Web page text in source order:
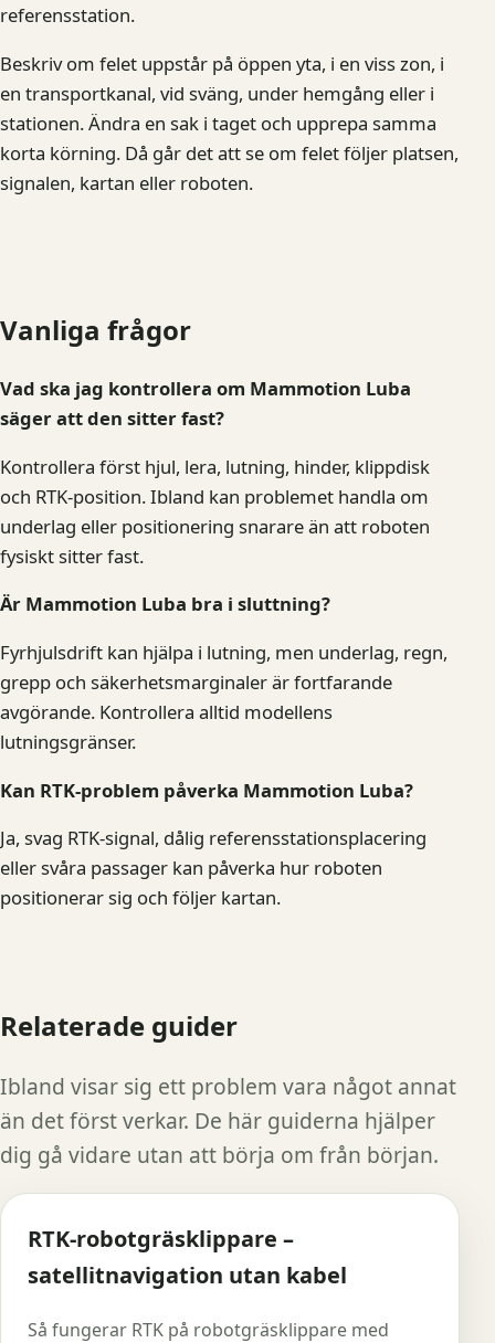
referensstation.
Beskriv om felet uppstår på öppen yta, i en viss zon, i
en transportkanal, vid sväng, under hemgång eller i
stationen. Ändra en sak i taget och upprepa samma
korta körning. Då går det att se om felet följer platsen,
signalen, kartan eller roboten.
Vanliga frågor
Vad ska jag kontrollera om Mammotion Luba
säger att den sitter fast?
Kontrollera först hjul, lera, lutning, hinder, klippdisk
och RTK-position. Ibland kan problemet handla om
underlag eller positionering snarare än att roboten
fysiskt sitter fast.
Är Mammotion Luba bra i sluttning?
Fyrhjulsdrift kan hjälpa i lutning, men underlag, regn,
grepp och säkerhetsmarginaler är fortfarande
avgörande. Kontrollera alltid modellens
lutningsgränser.
Kan RTK-problem påverka Mammotion Luba?
Ja, svag RTK-signal, dålig referensstationsplacering
eller svåra passager kan påverka hur roboten
positionerar sig och följer kartan.
Relaterade guider
Ibland visar sig ett problem vara något annat
än det först verkar. De här guiderna hjälper
dig gå vidare utan att börja om från början.
RTK-robotgräsklippare –
satellitnavigation utan kabel
Så fungerar RTK på robotgräsklippare med